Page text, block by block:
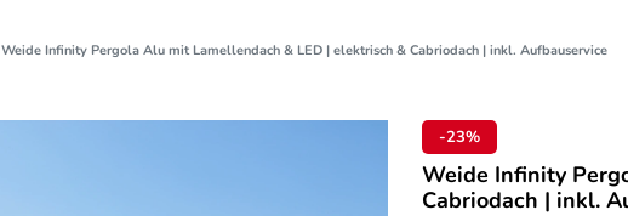
Weide Infinity Pergola Alu mit Lamellendach & LED | elektrisch & Cabriodach | inkl. Aufbauservice
-23%
Weide Infinity
Cabriodach | inkl.